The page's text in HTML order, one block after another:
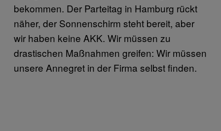
bekommen. Der Parteitag in Hamburg rückt
näher, der Sonnenschirm steht bereit, aber
wir haben keine AKK. Wir müssen zu
drastischen Maßnahmen greifen: Wir müssen
unsere Annegret in der Firma selbst finden.